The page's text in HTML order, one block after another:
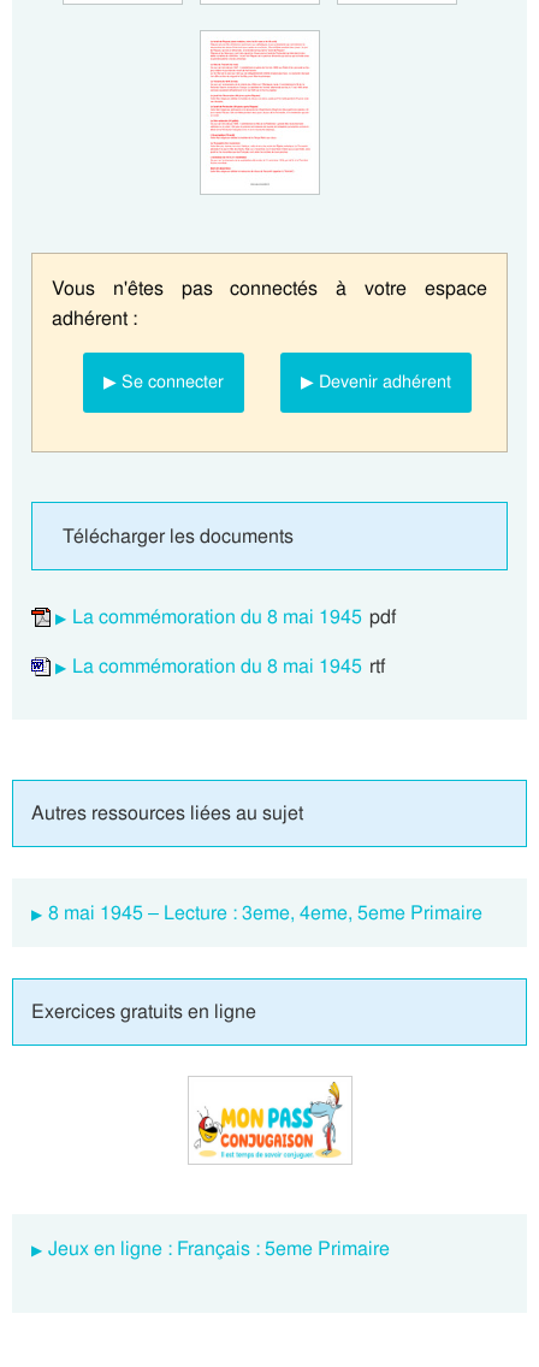
Vous n'êtes pas connectés à votre espace
adhérent :
▶ Se connecter ▶ Devenir adhérent
Télécharger les documents
La commémoration du 8 mai 1945 pdf
La commémoration du 8 mai 1945 rtf
Autres ressources liées au sujet
8 mai 1945 – Lecture : 3eme, 4eme, 5eme Primaire
Exercices gratuits en ligne
Jeux en ligne : Français : 5eme Primaire